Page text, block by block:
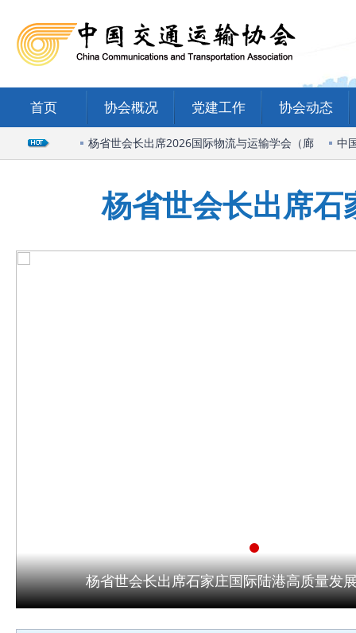
首页 协会概况 党建工作 协会动态
量发展研 杨省世会长出席2026国际物流与运输学会（廊 中国
杨省世会长出席
杨省世会长出席石家庄国际陆港高质量发